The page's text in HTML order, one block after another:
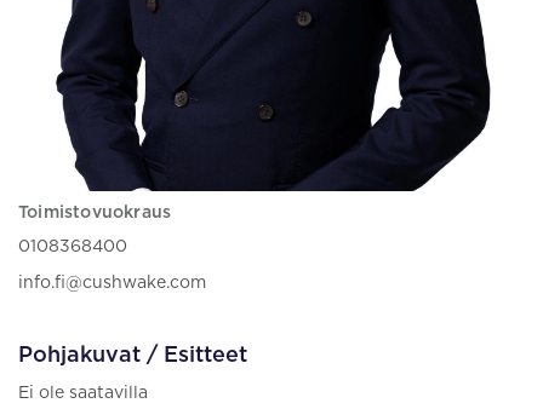
Toimistovuokraus
0108368400
info.fi@cushwake.com
Pohjakuvat / Esitteet
Ei ole saatavilla